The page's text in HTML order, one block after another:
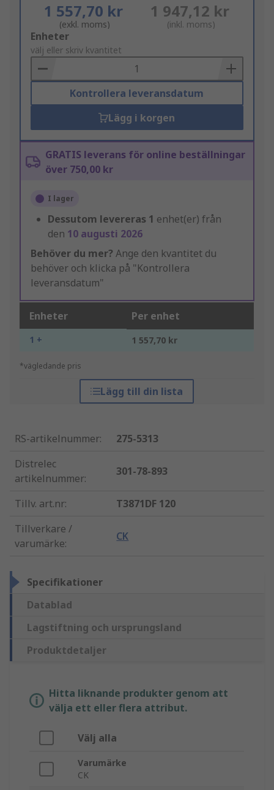
1 557,70 kr
(exkl. moms)
1 947,12 kr
(inkl. moms)
Add
to
Basket
Enheter
välj eller skriv kvantitet
Kontrollera leveransdatum
Lägg i korgen
GRATIS leverans för online beställningar
över 750,00 kr
I lager
Dessutom levereras 1 enhet(er) från
den 10 augusti 2026
Behöver du mer? Ange den kvantitet du
behöver och klicka på "Kontrollera
leveransdatum"
Enheter Per enhet
1 + 1 557,70 kr
*vägledande pris
Lägg till din lista
RS-artikelnummer:
275-5313
Distrelec
artikelnummer:
301-78-893
Tillv. art.nr:
T3871DF 120
Tillverkare /
varumärke:
CK
Specifikationer
Datablad
Lagstiftning och ursprungsland
Produktdetaljer
Hitta liknande produkter genom att
välja ett eller flera attribut.
Välj alla
Varumärke
CK